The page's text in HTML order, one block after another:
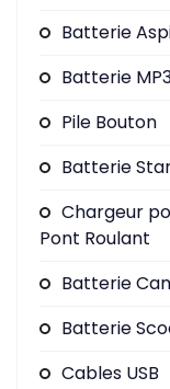
Batterie
Batterie
Pile Bouton
Batterie
Chargeur
Pont Roulant
Batterie
Batterie
Cables USB